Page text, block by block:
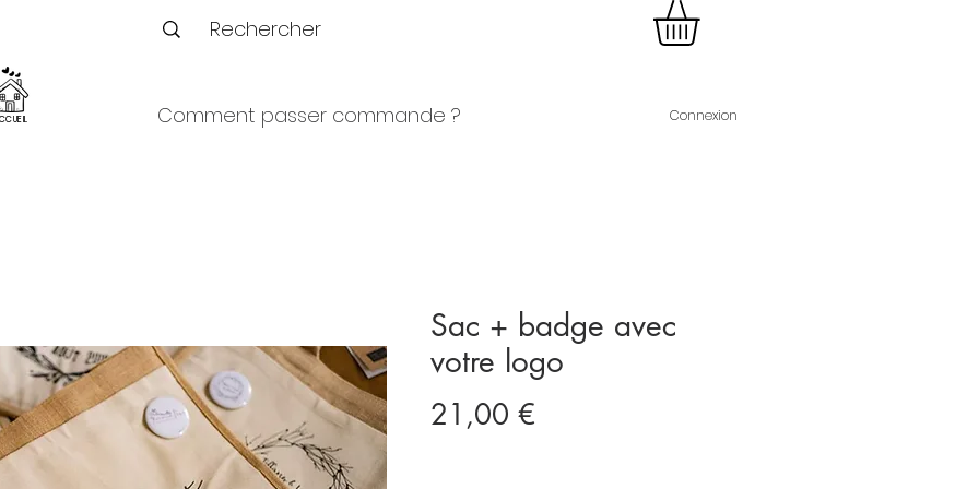
Comment passer commande ? Connexion
Sac + badge avec
votre logo
21,00 €